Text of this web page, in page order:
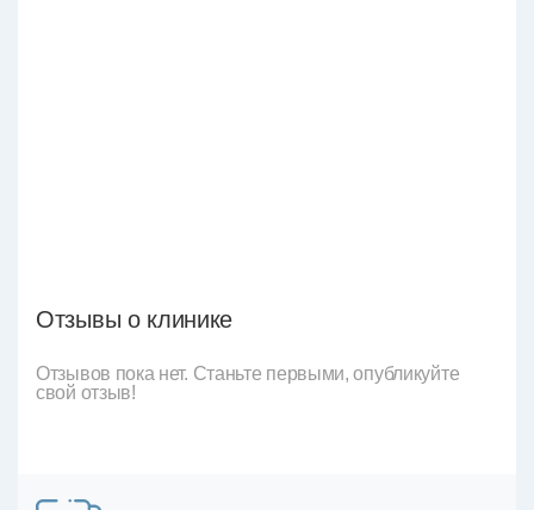
Отзывы о клинике
Отзывов пока нет. Станьте первыми, опубликуйте
свой отзыв!